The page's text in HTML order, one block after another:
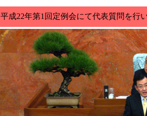
平成22年第1回定例会にて代表質問を行